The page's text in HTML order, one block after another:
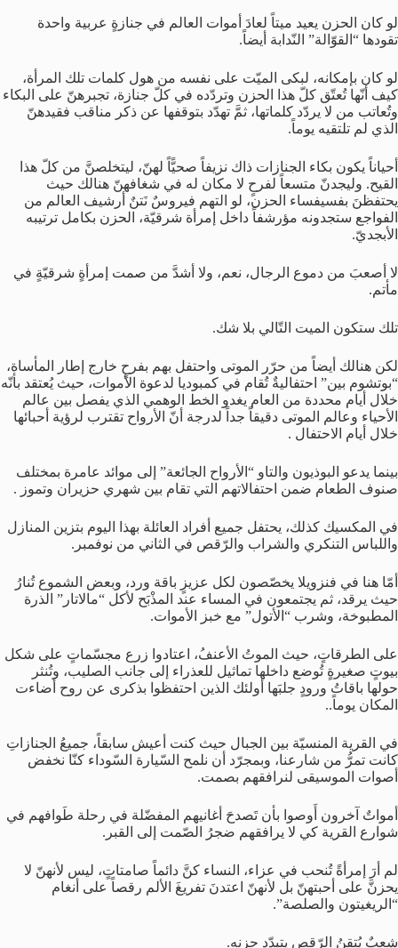
لو كان الحزن يعيد ميتاً لعادَ أموات العالم في جنازةٍ عربية واحدة
تقودها “القوّالة” النّدابة أيضاً.
لو كان بإمكانه، لبكى الميّت على نفسه من هول كلمات تلك المرأة،
كيف أنّها تُعتّق كلّ هذا الحزن وتردّده في كلّ جنازة، تجبرهنّ على البكاء
وتُعاتب من لا يردّد كلماتها، ثمَّ تهدّد بتوقفها عن ذكر مناقب فقيدهنّ
الذي لم تلتقيه يوماً.
أحياناً يكون بكاء الجنازات ذاك نزيفاً صحيًّاً لهنّ، ليتخلصنَّ من كلّ هذا
القيح. وليجدنّ متسعاً لفرحٍ لا مكان له في شغافهنّ هنالك حيث
يحتفظنَ بفسيفساء الحزن، لو التهم فيروسٌ نَتنٌ أرشيف العالم من
الفواجع ستجدونه مؤرشفاً داخل إمرأة شرقيّة، الحزن بكامل ترتيبه
الأبجديّ.
لا أصعبَ من دموع الرجال، نعم، ولا أشدَّ من صمت إمرأةٍ شرقيّةٍ في
مأتم.
تلك ستكون الميت التّالي بلا شك.
لكن هنالك أيضاً من حرّر الموتى واحتفل بهم بفرحٍ خارج إطار المأساة،
“بوتشوم بين” احتفاليةٌ تُقام في كمبوديا لدعوة الأموات، حيث يُعتقد بأنّه
خلال أيام محددة من العام يغدو الخط الوهمي الذي يفصل بين عالم
الأحياء وعالم الموتى دقيقاً جداً لدرجة أنّ الأرواح تقترب لرؤية أحبائها
خلال أيام الاحتفال .
بينما يدعو البوذيون والتاو “الأرواح الجائعة” إلى موائد عامرة بمختلف
صنوف الطعام ضمن احتفالاتهم التي تقام بين شهري حزيران وتموز .
في المكسيك كذلك، يحتفل جميع أفراد العائلة بهذا اليوم بتزين المنازل
واللباس التنكري والشراب والرّقص في الثاني من نوفمبر.
أمّا هنا في فنزويلا يخصّصون لكل عزيزٍ باقة ورد، وبعض الشموع تُنارُ
حيث يرقد، ثم يجتمعون في المساء عند المذْبَح لأكل “مالاتار” الذرة
المطبوخة، وشرب “الأتول” مع خبز الأموات.
على الطرقاتٍ، حيث الموتُ الأعنفُ، اعتادوا زرع مجسّماتٍ على شكل
بيوتٍ صغيرةٍ تُوضع داخلها تماثيل للعذراء إلى جانب الصليب، وتُنثر
حولها باقاتُ ورودٍ جلبَها أولئك الذين احتفظوا بذكرى عن روح أضاءت
المكان يوماً..
في القرية المنسيّة بين الجبال حيث كنت أعيش سابقاً، جميعُ الجنازاتِ
كانت تمرُّ من شارعنا، وبمجرّد أن نلمح السّيارة السّوداء كنّا نخفض
أصوات الموسيقى لنرافقهم بصمت.
أمواتٌ آخرون أَوصوا بأن تَصدحَ أغانيهم المفضّلة في رحلة طَوافهم في
شوارع القرية كي لا يرافقهم ضجرُ الصّمت إلى القبر.
لم أرَ إمرأةً تُنحب في عزاء، النساء كنَّ دائماً صامتاتٍ، ليس لأنهنّ لا
يحزنَّ على أحبتهنّ بل لأنهنّ اعتدنَ تفريغَ الألم رقصاً على أنغام
“الريغيتون والصلصة”.
شعبٌ يُتقنُ الرّقص يتبدّد حزنه.